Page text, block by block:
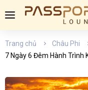
Trang chủ
Châu Phi
7 Ngày 6 Đêm Hành Trình